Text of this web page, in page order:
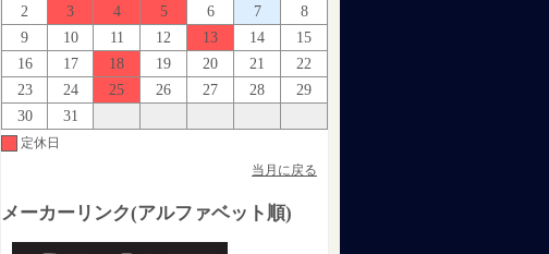
2
3 4 5 6 7
8
9
10 11 12 13 14
15
16
17 18 19 20 21
22
23
24 25 26 27 28
29
30
31
定休日
当月に戻る
メーカーリンク(アルファベット順)